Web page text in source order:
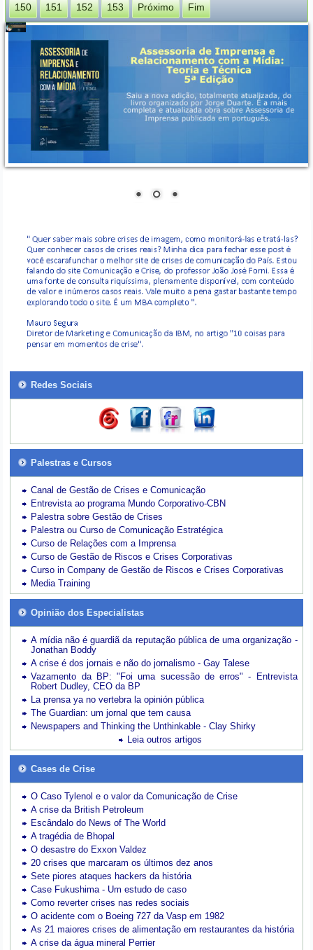
150 151 152 153 Próximo Fim
Redes Sociais
Palestras e Cursos
Canal de Gestão de Crises e Comunicação
Entrevista ao programa Mundo Corporativo-CBN
Palestra sobre Gestão de Crises
Palestra ou Curso de Comunicação Estratégica
Curso de Relações com a Imprensa
Curso de Gestão de Riscos e Crises Corporativas
Curso in Company de Gestão de Riscos e Crises Corporativas
Media Training
Opinião dos Especialistas
A mídia não é guardiã da reputação pública de uma organização -
Jonathan Boddy
A crise é dos jornais e não do jornalismo - Gay Talese
Vazamento da BP: "Foi uma sucessão de erros" - Entrevista
Robert Dudley, CEO da BP
La prensa ya no vertebra la opinión pública
The Guardian: um jornal que tem causa
Newspapers and Thinking the Unthinkable - Clay Shirky
Leia outros artigos
Cases de Crise
O Caso Tylenol e o valor da Comunicação de Crise
A crise da British Petroleum
Escândalo do News of The World
A tragédia de Bhopal
O desastre do Exxon Valdez
20 crises que marcaram os últimos dez anos
Sete piores ataques hackers da história
Case Fukushima - Um estudo de caso
Como reverter crises nas redes sociais
O acidente com o Boeing 727 da Vasp em 1982
As 21 maiores crises de alimentação em restaurantes da história
A crise da água mineral Perrier